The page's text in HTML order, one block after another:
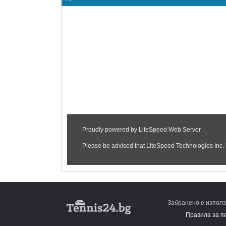
Забранено е
Правила за